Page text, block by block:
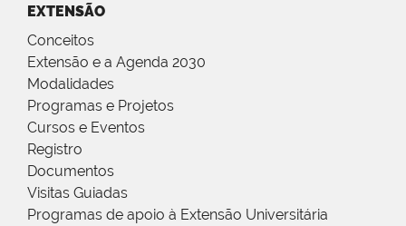
EXTENSÃO
Conceitos
Extensão e a Agenda 2030
Modalidades
Programas e Projetos
Cursos e Eventos
Registro
Documentos
Visitas Guiadas
Programas de apoio à Extensão Universitária